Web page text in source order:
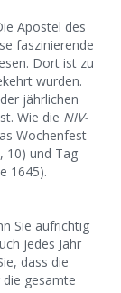
Apostel des
faszinierende
Dort ist zu
wurden.
jährlichen
Wie die NIV-
Wochenfest
10) und Tag
1645).
Sie aufrichtig
jedes Jahr
dass die
gesamte